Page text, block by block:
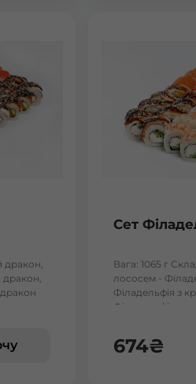
дракон,
дракон,
Сет
Вага: 1065 г
лососем -
Філадельфія з
Філадельфія
674₴